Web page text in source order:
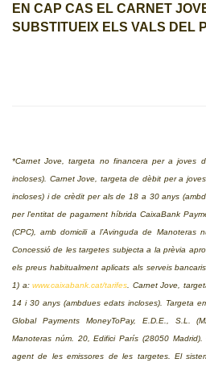
EN CAP CAS EL CARNET
SUBSTITUEIX ELS VALS DEL
*Carnet Jove, targeta no financera per a joves
incloses). Carnet Jove, targeta de dèbit per a
incloses) i de crèdit per als de 18 a 30 anys
per l'entitat de pagament híbrida CaixaBank
(CPC),amb domicili a l’Avinguda de Manoteras
Concessió de les targetes subjecta a la prèvia
els preus habitualment aplicats als serveis
1) a:www.caixabank.cat/tarifes . Carnet Jove,
14 i 30 anys (ambdues edats incloses). Targeta
Global Payments MoneyToPay, E.D.E., S.L.
Manoteras núm. 20, Edifici París (28050 Madrid).
agent de les emissores de les targetes. El